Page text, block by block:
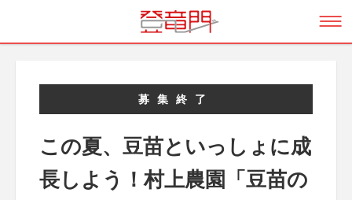
募集終了
この夏、豆苗といっしょに成
長しよう！村上農園「豆苗の